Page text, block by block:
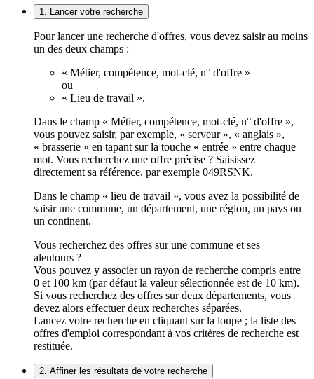
1. Lancer votre recherche
Pour lancer une recherche d'offres, vous devez saisir au moins
un des deux champs :
« Métier, compétence, mot-clé, n° d'offre »
ou
« Lieu de travail ».
Dans le champ « Métier, compétence, mot-clé, n° d'offre »,
vous pouvez saisir, par exemple, « serveur », « anglais »,
« brasserie » en tapant sur la touche « entrée » entre chaque
mot. Vous recherchez une offre précise ? Saisissez
directement sa référence, par exemple 049RSNK.
Dans le champ « lieu de travail », vous avez la possibilité de
saisir une commune, un département, une région, un pays ou
un continent.
Vous recherchez des offres sur une commune et ses
alentours ?
Vous pouvez y associer un rayon de recherche compris entre
0 et 100 km (par défaut la valeur sélectionnée est de 10 km).
Si vous recherchez des offres sur deux départements, vous
devez alors effectuer deux recherches séparées.
Lancez votre recherche en cliquant sur la loupe ; la liste des
offres d'emploi correspondant à vos critères de recherche est
restituée.
2. Affiner les résultats de votre recherche